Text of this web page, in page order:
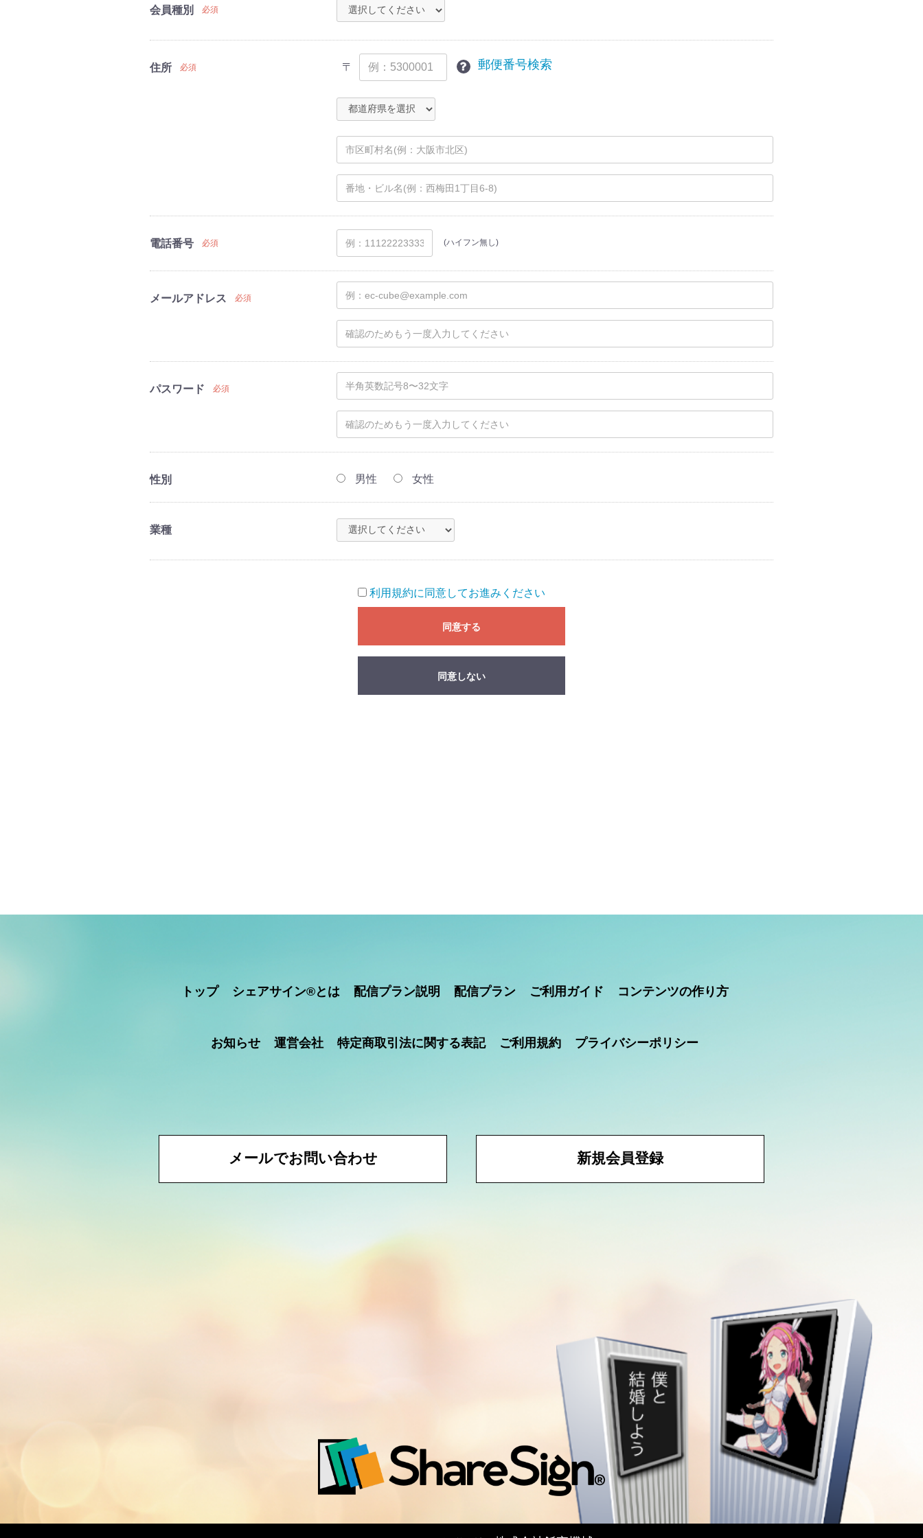
会員種別 必須
住所 必須 〒 郵便番号検索
電話番号 必須 (ハイフン無し)
メールアドレス 必須
パスワード 必須
性別 男性 女性
業種
利用規約に同意してお進みください
同意する
同意しない
トップ シェアサイン®とは 配信プラン説明 配信プラン ご利用ガイド コンテンツの作り方
お知らせ 運営会社 特定商取引法に関する表記 ご利用規約 プライバシーポリシー
メールでお問い合わせ 新規会員登録